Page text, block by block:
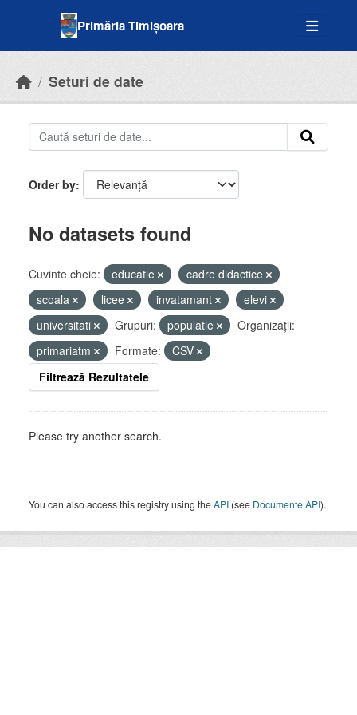
Primăria Timișoara
Seturi de date
Order by
No datasets found
Cuvinte cheie: educatie
cadre didactice
scoala
licee invatamant
elevi
universitati
Grupuri: populatie
Organizații:
primariatm
Formate:
CSV
Filtrează Rezultatele
Please try another search.
You can also access this registry using theAPI (see Documente API).